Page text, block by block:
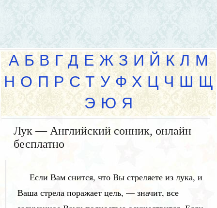
А Б В Г Д Е Ж З И Й К Л М
Н О П Р С Т У Ф Х Ц Ч Ш Щ
Э Ю Я
Лук — Английский сонник, онлайн
бесплатно
Если Вам снится, что Вы стреляете из лука, и
Ваша стрела поражает цель, — значит, все